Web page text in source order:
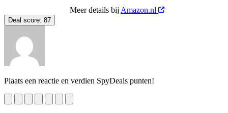
Meer details bij Amazon.nl
Deal score: 87
Plaats een reactie en verdien SpyDeals punten!